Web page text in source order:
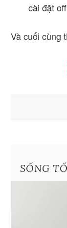
cài đặt
Và cuối cùng
SỐNG